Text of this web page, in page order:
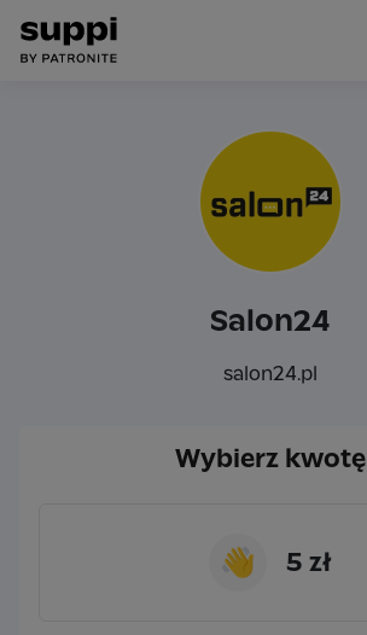
Salon24
salon24.pl
Wybierz kwotę
👋 5 zł